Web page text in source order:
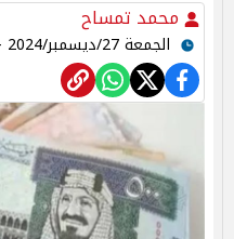
محمد تمساح
الجمعة 27/ديسمبر/2024 - 04:00 ص